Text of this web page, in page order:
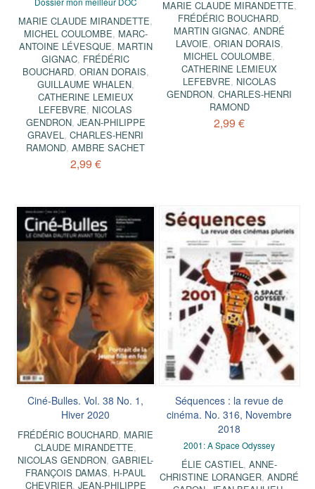
MARIE CLAUDE MIRANDETTE,
MICHEL COULOMBE, MARC-
ANTOINE LÉVESQUE, MARTIN
GIGNAC, FRÉDÉRIC
BOUCHARD, ORIAN DORAIS,
GUILLAUME WHALEN,
CATHERINE LEMIEUX
LEFEBVRE, NICOLAS
GENDRON, JEAN-PHILIPPE
GRAVEL,CHARLES-HENRI
RAMOND,AMBRE SACHET
2,99 €
MARIE CLAUDE MIRANDETTE,
FRÉDÉRIC BOUCHARD,
MARTIN GIGNAC,ANDRÉ
LAVOIE, ORIAN DORAIS,
MICHEL COULOMBE,
CATHERINE LEMIEUX
LEFEBVRE, NICOLAS
GENDRON,CHARLES-HENRI
RAMOND
2,99 €
Ciné-Bulles. Vol. 38 No. 1,
Hiver 2020
FRÉDÉRIC BOUCHARD, MARIE
CLAUDE MIRANDETTE,
NICOLAS GENDRON,GABRIEL-
FRANÇOIS DAMAS, H-PAUL
CHEVRIER, JEAN-PHILIPPE
Séquences : la revue de
cinéma. No. 316, Novembre
2018
2001: A Space Odyssey
ÉLIE CASTIEL,ANNE-
CHRISTINE LORANGER,ANDRÉ